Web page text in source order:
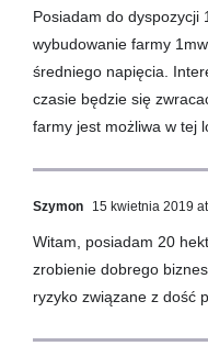
Posiadam do dyspozycji
wybudowanie farmy
średniego napięcia.
czasie będzie się
farmy jest możliwa w tej
Szymon 15 kwietnia 2019
Witam, posiadam 20
zrobienie dobrego
ryzyko związane z dość